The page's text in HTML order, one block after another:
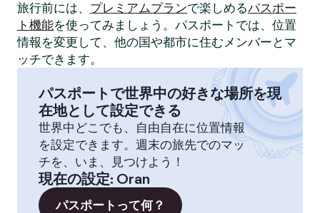
旅行前には、 プレミアムプランで楽しめるパスポー
ト機能を使ってみましょう。パスポートでは、位置
情報を変更して、他の国や都市に住むメンバーとマ
ッチできます。
パスポートで世界中の好きな場所を現
在地として設定できる
世界中どこでも、自由自在に位置情報
を設定できます。週末の旅先でのマッ
チを、いま、見つけよう！
現在の設定: Oran
パスポートって何？